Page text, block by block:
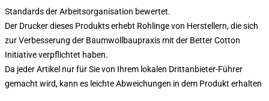
Standards der Arbeitsorganisation bewertet.
Der Drucker dieses Produkts erhebt Rohlinge von Herstellern, die sich
zur Verbesserung der Baumwollbaupraxis mit der Better Cotton
Initiative verpflichtet haben.
Da jeder Artikel nur für Sie von Ihrem lokalen Drittanbieter-Führer
gemacht wird, kann es leichte Abweichungen in dem Produkt erhalten